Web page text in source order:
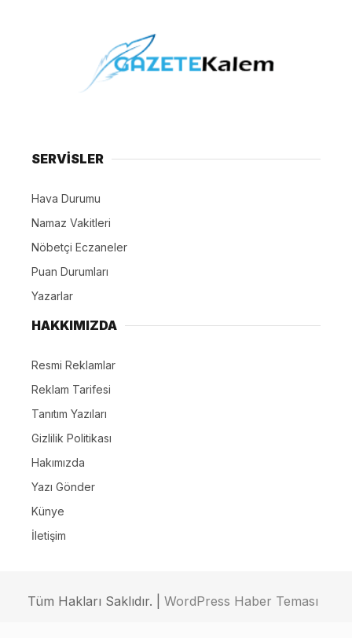
SERVİSLER
Hava Durumu
Namaz Vakitleri
Nöbetçi Eczaneler
Puan Durumları
Yazarlar
HAKKIMIZDA
Resmi Reklamlar
Reklam Tarifesi
Tanıtım Yazıları
Gizlilik Politikası
Hakımızda
Yazı Gönder
Künye
İletişim
Tüm Hakları Saklıdır. | WordPress Haber Teması